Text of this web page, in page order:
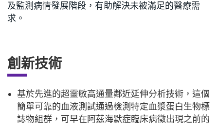
及監測病情發展階段，有助解決未被滿足的醫療需
求。
創新技術
基於先進的超靈敏高通量鄰近延伸分析技術，這個
簡單可靠的血液測試通過檢測特定血漿蛋白生物標
誌物組群，可早在阿茲海默症臨床病徵出現之前的